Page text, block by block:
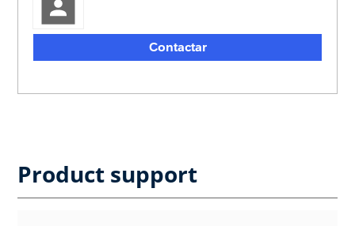
Contactar
Product support